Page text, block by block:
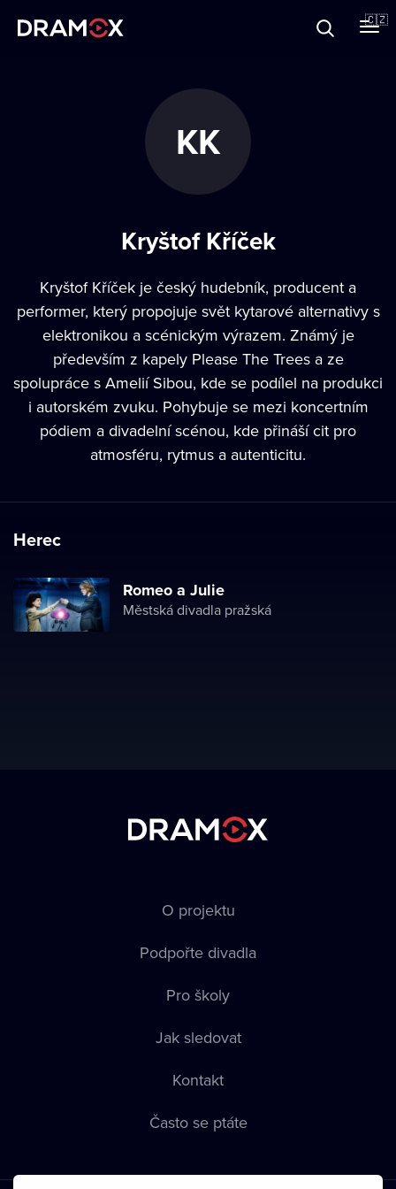
🇨🇿
KK
Kryštof Kříček
Kryštof Kříček je český hudebník, producent a
performer, který propojuje svět kytarové alternativy s
elektronikou a scénickým výrazem. Známý je
především z kapely Please The Trees a ze
spolupráce s Amelií Sibou, kde se podílel na produkci
i autorském zvuku. Pohybuje se mezi koncertním
pódiem a divadelní scénou, kde přináší cit pro
atmosféru, rytmus a autenticitu.
Herec
Romeo a Julie
Městská divadla pražská
O projektu
Podpořte divadla
Pro školy
Jak sledovat
Kontakt
Často se ptáte